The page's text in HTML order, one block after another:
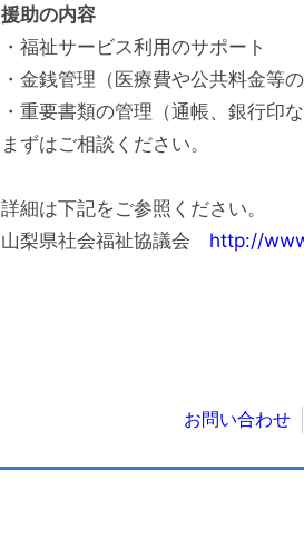
援助の内容
・福祉サービス利用のサポート
・金銭管理（医療費や公共料金等
・重要書類の管理（通帳、銀行印な
まずはご相談ください。
詳細は下記をご参照ください。
山梨県社会福祉協議会 http://
お問い合わせ